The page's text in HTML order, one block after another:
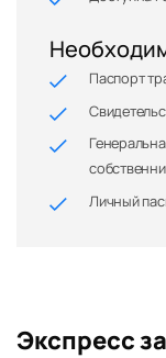
Паспорт
Личный
Экспресс